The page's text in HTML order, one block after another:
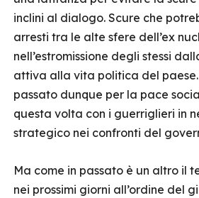
inclini al dialogo. Scure che
arresti tra le alte sfere dell’ex
nell’estromissione degli stessi
attiva alla vita politica del paese.
passato dunque per la pace
questa volta con i guerriglieri in
strategico nei confronti del
Ma come in passato è un altro il
nei prossimi giorni all’ordine del